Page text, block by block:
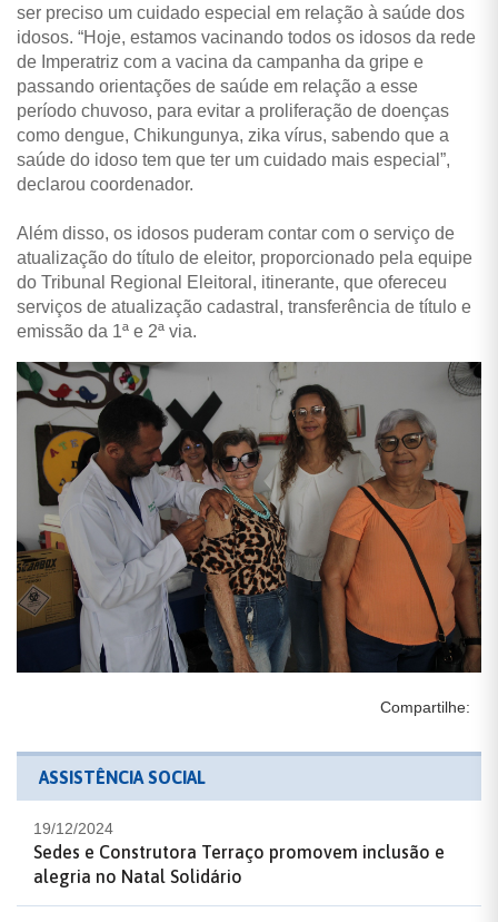
ser preciso um cuidado especial em relação à saúde dos
idosos. “Hoje, estamos vacinando todos os idosos da rede
de Imperatriz com a vacina da campanha da gripe e
passando orientações de saúde em relação a esse
período chuvoso, para evitar a proliferação de doenças
como dengue, Chikungunya, zika vírus, sabendo que a
saúde do idoso tem que ter um cuidado mais especial”,
declarou coordenador.
Além disso, os idosos puderam contar com o serviço de
atualização do título de eleitor, proporcionado pela equipe
do Tribunal Regional Eleitoral, itinerante, que ofereceu
serviços de atualização cadastral, transferência de título e
emissão da 1ª e 2ª via.
Compartilhe:
ASSISTÊNCIA SOCIAL
19/12/2024
Sedes e Construtora Terraço promovem inclusão e
alegria no Natal Solidário